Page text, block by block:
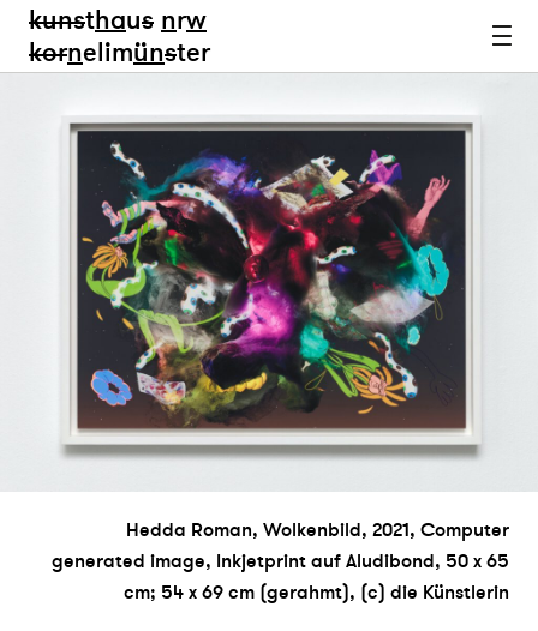
kunsthaus nrw
kornelimünster
Hedda Roman, Wolkenbild, 2021​, Computer
generated image, Inkjetprint auf Aludibond, 50 x 65
cm; 54 x 69 cm (gerahmt)​, (c) die Künstlerin